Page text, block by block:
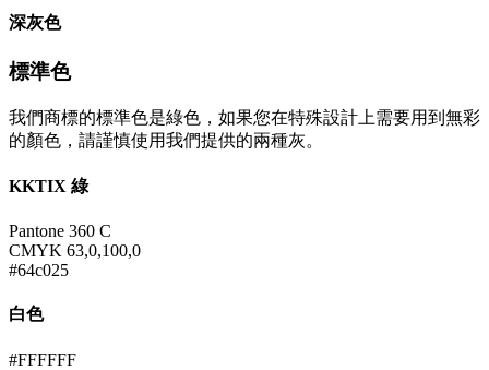
深灰色
標準色
我們商標的標準色是綠色，如果您在特殊設計上需要用到無彩
的顏色，請謹慎使用我們提供的兩種灰。
KKTIX 綠
Pantone 360 C
CMYK 63,0,100,0
#64c025
白色
#FFFFFF